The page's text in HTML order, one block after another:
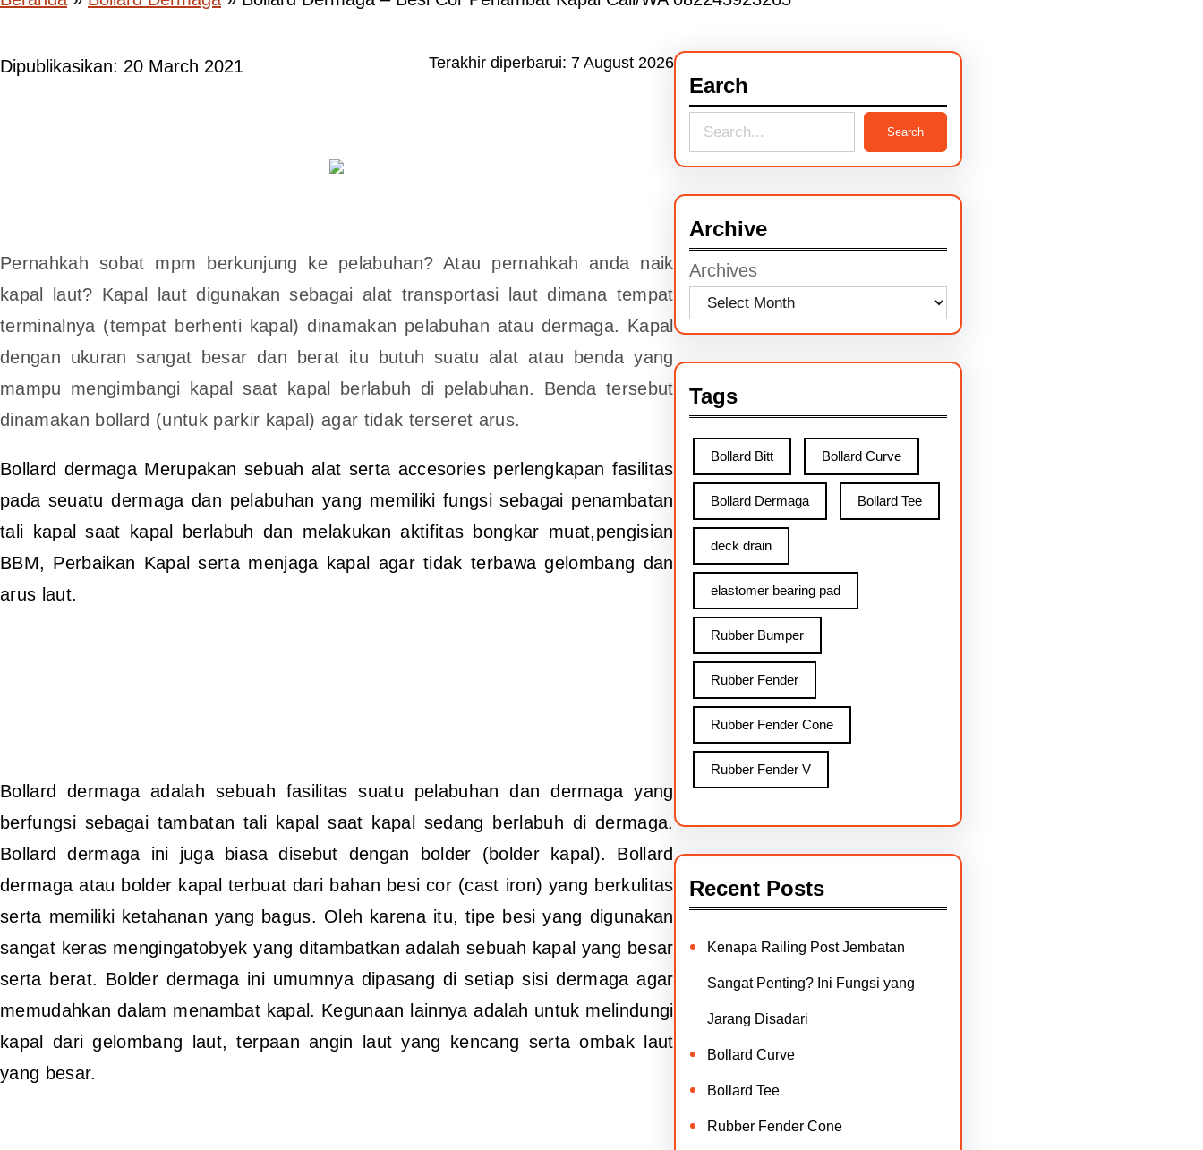
Dipublikasikan: 20 March 2021 Terakhir diperbarui: 7 August 2026
Pernahkah sobat mpm berkunjung ke pelabuhan? Atau pernahkah anda naik
kapal laut? Kapal laut digunakan sebagai alat transportasi laut dimana tempat
terminalnya (tempat berhenti kapal) dinamakan pelabuhan atau dermaga. Kapal
dengan ukuran sangat besar dan berat itu butuh suatu alat atau benda yang
mampu mengimbangi kapal saat kapal berlabuh di pelabuhan. Benda tersebut
dinamakan bollard (untuk parkir kapal) agar tidak terseret arus.
Bollard dermaga Merupakan sebuah alat serta accesories perlengkapan fasilitas
pada seuatu dermaga dan pelabuhan yang memiliki fungsi sebagai penambatan
tali kapal saat kapal berlabuh dan melakukan aktifitas bongkar muat,pengisian
BBM, Perbaikan Kapal serta menjaga kapal agar tidak terbawa gelombang dan
arus laut.
Bollard dermaga adalah sebuah fasilitas suatu pelabuhan dan dermaga yang
berfungsi sebagai tambatan tali kapal saat kapal sedang berlabuh di dermaga.
Bollard dermaga ini juga biasa disebut dengan bolder (bolder kapal). Bollard
dermaga atau bolder kapal terbuat dari bahan besi cor (cast iron) yang berkulitas
serta memiliki ketahanan yang bagus. Oleh karena itu, tipe besi yang digunakan
sangat keras mengingatobyek yang ditambatkan adalah sebuah kapal yang besar
serta berat. Bolder dermaga ini umumnya dipasang di setiap sisi dermaga agar
memudahkan dalam menambat kapal. Kegunaan lainnya adalah untuk melindungi
kapal dari gelombang laut, terpaan angin laut yang kencang serta ombak laut
yang besar.
Earch
e
r
c
h
Search
Archive
Archives
Tags
Bollard Bitt Bollard Curve
Bollard Dermaga Bollard Tee
deck drain
elastomer bearing pad
Rubber Bumper
Rubber Fender
Rubber Fender Cone
Rubber Fender V
Recent Posts
Kenapa Railing Post Jembatan
Sangat Penting? Ini Fungsi yang
Jarang Disadari
Bollard Curve
Bollard Tee
Rubber Fender Cone